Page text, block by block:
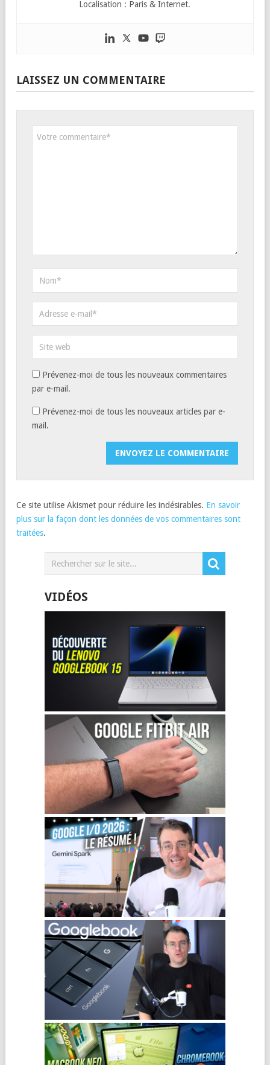
Localisation : Paris & Internet.
LAISSEZ UN COMMENTAIRE
Prévenez-moi de tous les nouveaux commentaires
par e-mail.
Prévenez-moi de tous les nouveaux articles par e-
mail.
Ce site utilise Akismet pour réduire les indésirables. En savoir
plus sur la façon dont les données de vos commentaires sont
traitées.
VIDÉOS